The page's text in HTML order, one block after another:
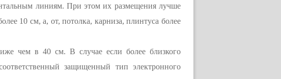
линиям. При этом их размещения лучше
10 см, а, от, потолка, карниза, плинтуса более
чем в 40 см. В случае если более близкого
защищенный тип электронного